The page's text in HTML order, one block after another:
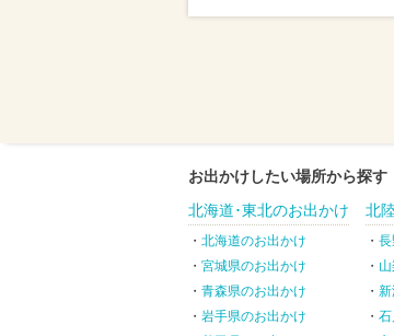
お出かけしたい場所から探す
北海道･東北のお出かけ
北海道のお出かけ
宮城県のお出かけ
青森県のお出かけ
岩手県のお出かけ
北